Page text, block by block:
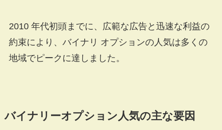
2010 年代初頭までに、広範な広告と迅速な利益の
約束により、バイナリ オプションの人気は多くの
地域でピークに達しました。
バイナリーオプション人気の主な要因